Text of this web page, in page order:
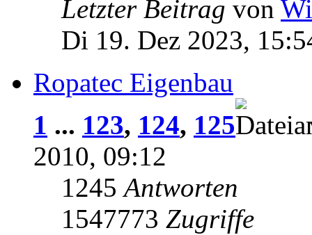
Letzter Beitrag von
Di 19. Dez 2023,
Ropatec Eigenbau
1 ... 123, 124, 125
2010, 09:12
1245Antworten
1547773 Zugriffe